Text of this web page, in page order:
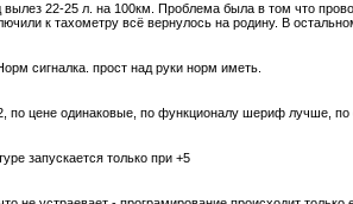
22-25 л. на 100км. Проблема была в том что
к тахометру всё вернулось на родину. В
сигналка. прост над руки норм иметь.
цене одинаковые, по функционалу шериф лучше, по
запускается только при +5